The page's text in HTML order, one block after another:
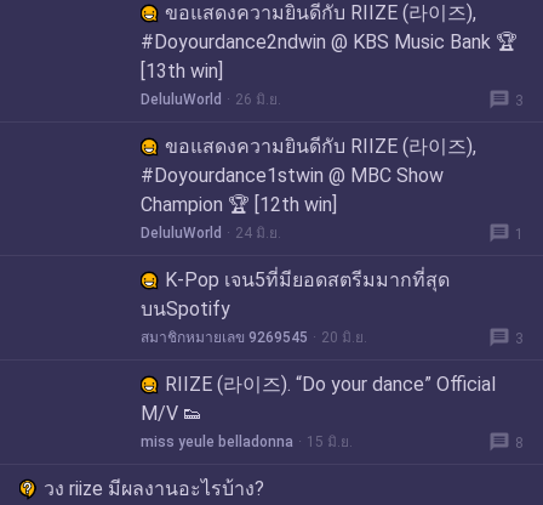
ขอแสดงความยินดีกับ RIIZE (라이즈),
#Doyourdance2ndwin @ KBS Music Bank 🏆
[13th win]
DeluluWorld 26 มิ.ย. message 3
ขอแสดงความยินดีกับ RIIZE (라이즈),
#Doyourdance1stwin @ MBC Show
Champion 🏆 [12th win]
DeluluWorld 24 มิ.ย. message 1
K-Pop เจน5ที่มียอดสตรีมมากที่สุด
บนSpotify
สมาชิกหมายเลข 9269545 20 มิ.ย. message 3
RIIZE (라이즈). “Do your dance” Official
M/V 👟
miss yeule belladonna 15 มิ.ย. message 8
วง riize มีผลงานอะไรบ้าง?